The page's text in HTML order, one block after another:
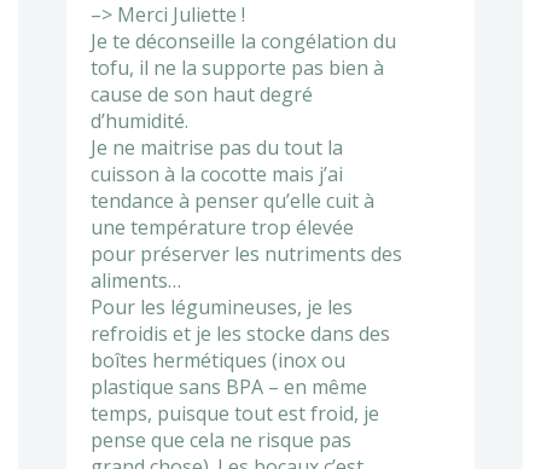
–> Merci Juliette !
Je te déconseille la congélation du
tofu, il ne la supporte pas bien à
cause de son haut degré
d’humidité.
Je ne maitrise pas du tout la
cuisson à la cocotte mais j’ai
tendance à penser qu’elle cuit à
une température trop élevée
pour préserver les nutriments des
aliments…
Pour les légumineuses, je les
refroidis et je les stocke dans des
boîtes hermétiques (inox ou
plastique sans BPA – en même
temps, puisque tout est froid, je
pense que cela ne risque pas